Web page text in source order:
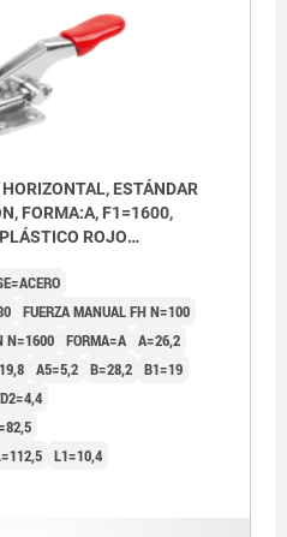
ESTÁNDAR
FORMA:A, F1=1600,
ROJO
FUERZA MANUAL FH N=100
N=1600 FORMA=A A=26,2
A5=5,2 B=28,2 B1=19
D2=4,4
L1=10,4